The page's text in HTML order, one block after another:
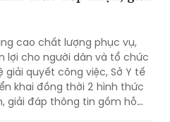
cao chất lượng phục vụ,
lợi cho người dân và tổ chức
giải quyết công việc, Sở Y tế
khai đồng thời 2 hình thức
giải đáp thông tin gồm hỗ